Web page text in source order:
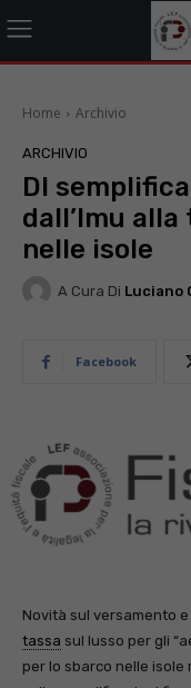
Home Archivio
ARCHIVIO
Dl
dall’Imu
nelle isole
A Cura Di Luciano
Facebook
Novità sul versamento
tassa sul lusso per gli
per lo sbarco nelle isole